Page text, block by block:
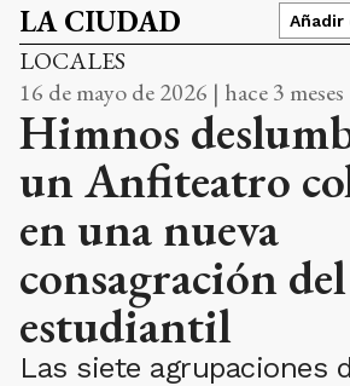
LA CIUDAD Añadir
LOCALES
16 de mayo de 2026 | hace 3 meses
Himnos
un Anfiteatro
en una nueva
consagración
estudiantil
Las siete agrupaciones